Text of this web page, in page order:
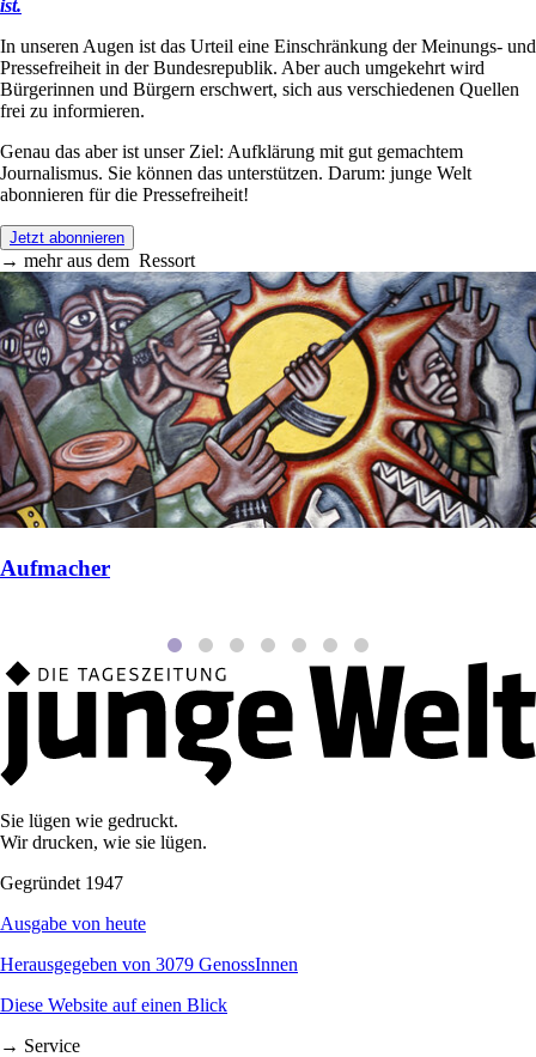
ist.
In unseren Augen ist das Urteil eine Einschränkung der Meinungs- und
Pressefreiheit in der Bundesrepublik. Aber auch umgekehrt wird
Bürgerinnen und Bürgern erschwert, sich aus verschiedenen Quellen
frei zu informieren.
Genau das aber ist unser Ziel: Aufklärung mit gut gemachtem
Journalismus. Sie können das unterstützen. Darum: junge Welt
abonnieren für die Pressefreiheit!
Jetzt abonnieren
→ mehr aus dem Ressort
Aufmacher
Sie lügen wie gedruckt.
Wir drucken, wie sie lügen.
Gegründet 1947
Ausgabe von heute
Herausgegeben von 3079 GenossInnen
Diese Website auf einen Blick
→ Service